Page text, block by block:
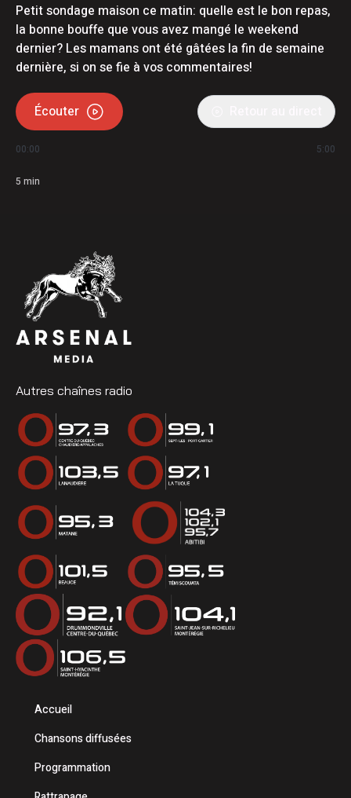
Petit sondage maison ce matin: quelle est le bon repas,
la bonne bouffe que vous avez mangé le weekend
dernier? Les mamans ont été gâtées la fin de semaine
dernière, si on se fie à vos commentaires!
Écouter
00:00 5:00
5 min
Autres chaînes radio
Accueil
Chansons diffusées
Programmation